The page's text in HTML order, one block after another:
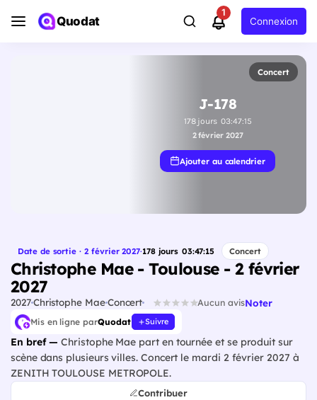
Quodat
1
Connexion
Concert
J-178
178jours 03:47:14
2 février 2027
Ajouter au calendrier
Date de sortie · 2 février 2027·178 jours 03:47:14 Concert
Christophe Mae - Toulouse - 2 février
2027
2027Christophe MaeConcert Aucun avisNoter
Mis en ligne parQuodat Suivre
En bref — Christophe Mae part en tournée et se produit sur
scène dans plusieurs villes. Concert le mardi 2 février 2027 à
ZENITH TOULOUSE METROPOLE.
Contribuer